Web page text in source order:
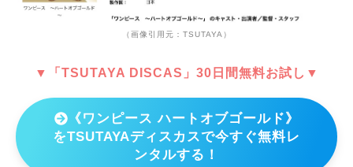
（画像引用元：TSUTAYA）
▼「TSUTAYA DISCAS」30日間無料お試し▼
《ワンピース ハートオブゴールド》
をTSUTAYAディスカスで今すぐ無料レ
ンタルする！